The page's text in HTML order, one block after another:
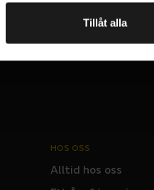
Tillåt alla
HOS OSS
Alltid hos oss